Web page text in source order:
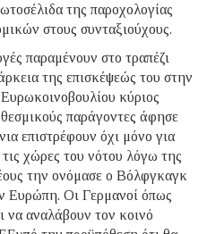
της παροχολογίας
στους συνταξιούχους.
παραμένουν στο τραπέζι
της επισκέψεώς του στην
κύριος
παράγοντες άφησε
επιστρέφουν όχι μόνο για
χώρες του νότου λόγω της
την ονόμασε ο Βόλφγκαγκ
Ευρώπη. Οι Γερμανοί όπως
να αναλάβουν τον κοινό